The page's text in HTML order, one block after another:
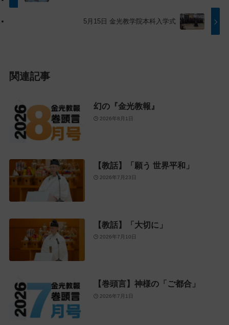
に
る
5月15日 金光教学院本科入学式
関連記事
幻の『金光教報』
2026年8月1日
【教話】「願う 世界平和」
2026年7月23日
【教話】「大切に」
2026年7月10日
【巻頭言】神様の「ご都合」
2026年7月1日